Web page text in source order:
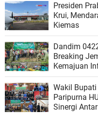
Presiden
Krui,
Kiemas
Dandim
Breaking
Kemajuan
Wakil
Paripurna
Sinergi